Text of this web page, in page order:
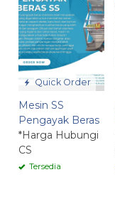
Quick Order
Mesin SS
Pengayak Beras
*Harga Hubungi
CS
Tersedia